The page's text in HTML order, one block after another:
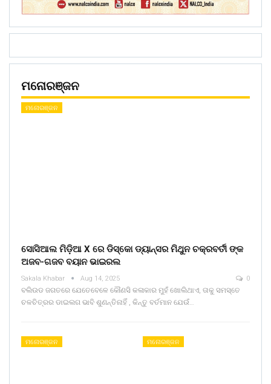
ମନୋରଞ୍ଜନ
ମନୋରଞ୍ଜନ
ସୋସିଆଲ ମିଡ଼ିଆ X ରେ ଡିସ୍କୋ ଡ୍ୟାନ୍ସର ମିଥୁନ ଚକ୍ରବର୍ତୀ ଙ୍କ
ଅଜବ-ଗଜବ ବୟାନ ଭାଇରଲ
Sakala Khabar Aug 14, 2025 0
ବଲିଉଡ ଜଗତରେ ଯେତେବେଳେ କୌଣସି କଳାକାର ମୁହଁ ଖୋଲିଥାଏ, ତାକୁ ସମସ୍ତେ
ଚଳଚିତ୍ରର ଡାଇଲଗ ଭାବି ଶୁଣନ୍ତିନାହିଁ , କିନ୍ତୁ ବର୍ତମାନ ଯେଉଁ…
ମନୋରଞ୍ଜନ ମନୋରଞ୍ଜନ